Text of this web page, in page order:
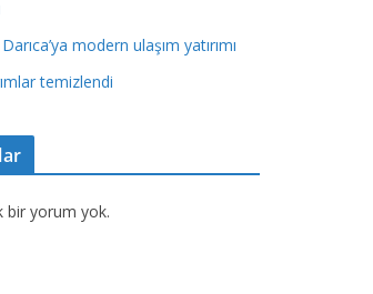
modern ulaşım yatırımı
temizlendi
bir yorum yok.